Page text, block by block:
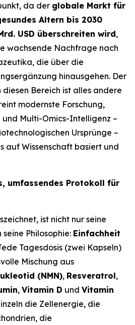
da der globale Markt für
Altern bis 2030
USD überschreiten wird,
wachsende Nachfrage nach
die über die
hinausgehen. Der
diesen Bereich ist alles andere
modernste Forschung,
und Multi-Omics-Intelligenz –
Ursprünge –
auf Wissenschaft basiert und
umfassendes Protokoll für
ist nicht nur seine
Philosophie: Einfachheit
Tagesdosis (zwei Kapseln)
Mischung aus
(NMN), Resveratrol,
, Vitamin D und Vitamin
die Zellenergie, die
die